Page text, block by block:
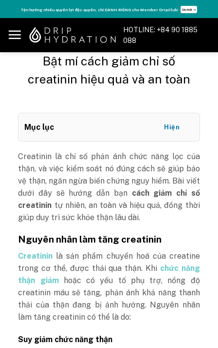
to
content
Tận hưởng nhiều quyền lợi độc quyền, chỉ DÀNH RIÊNG cho Member DripClub! Chi tiết ➝
HOTLINE: +84 90 1885
088
Bật mí cách giảm chỉ số
creatinin hiệu quả và an toàn
Mục lục Hiện
Creatinin là chỉ số phản ánh chức năng lọc của
thận, và việc kiểm soát nó đúng cách sẽ giúp bảo
vệ thận, ngăn ngừa biến chứng nguy hiểm. Bài viết
dưới đây sẽ hướng dẫn bạn cách giảm chỉ số
creatinin tự nhiên, an toàn và hiệu quả, đồng thời
giúp duy trì sức khỏe thận lâu dài.
Nguyên nhân làm tăng creatinin
Creatinin là sản phẩm chuyển hoá của creatine
trong cơ thể, được thải qua thận. Khi chức năng
thận giảmhoặc có yếu tố phụ trợ, nồng độ
creatinin máu sẽ tăng, phản ánh khả năng thanh
thải của thận đang bị ảnh hưởng. Nguyên nhân
làm tăng creatinin có thể là do:
Suy giảm chức năng thận